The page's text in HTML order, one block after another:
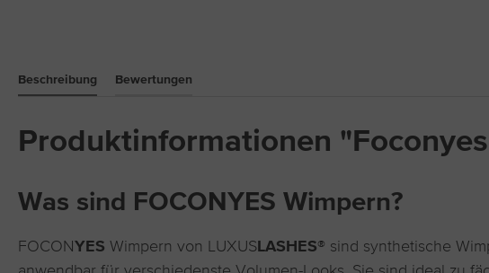
Beschreibung Bewertungen
Produktinformationen
Was sind FOCONYES Wimpern?
FOCONYES Wimpern von LUXUS LASHES® sind synthetische